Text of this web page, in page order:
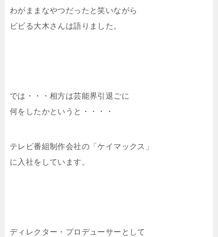
わがままなやつだったと笑いながら
ビビる大木さんは語りました。
では・・・相方は芸能界引退ごに
何をしたかというと・・・・
テレビ番組制作会社の「ケイマックス」
に入社をしています。
ディレクター・プロデューサーとして